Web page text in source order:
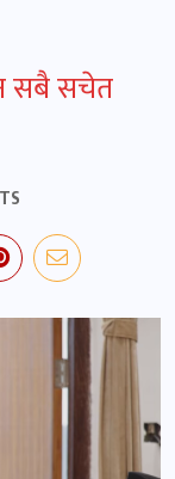
सबै सचेत